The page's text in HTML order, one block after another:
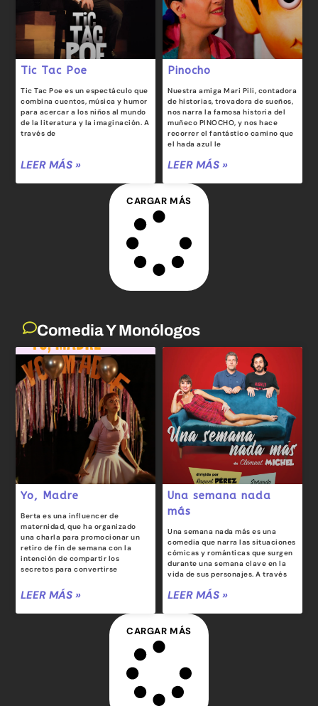
Tic Tac Poe
Tic Tac Poe es un espectáculo que
combina cuentos, música y humor
para acercar a los niños al mundo
de la literatura y la imaginación. A
través de
LEER MÁS »
Pinocho
Nuestra amiga Mari Pili, contadora
de historias, trovadora de sueños,
nos narra la famosa historia del
muñeco PINOCHO, y nos hace
recorrer el fantástico camino que
el hada azul le
LEER MÁS »
CARGAR MÁS
Comedia Y Monólogos
Yo, Madre
Berta es una influencer de
maternidad, que ha organizado
una charla para promocionar un
retiro de fin de semana con la
intención de compartir los
secretos para convertirse
LEER MÁS »
Una semana nada
más
Una semana nada más es una
comedia que narra las situaciones
cómicas y románticas que surgen
durante una semana clave en la
vida de sus personajes. A través
LEER MÁS »
CARGAR MÁS